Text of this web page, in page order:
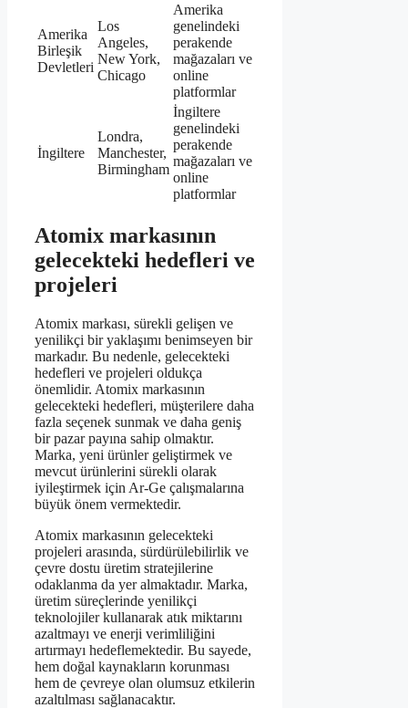
Amerika
Birleşik
Devletleri
Los
Angeles,
New York,
Chicago
Amerika
genelindeki
perakende
mağazaları ve
online
platformlar
İngiltere
Londra,
Manchester,
Birmingham
İngiltere
genelindeki
perakende
mağazaları ve
online
platformlar
Atomix markasının
gelecekteki hedefleri ve
projeleri
Atomix markası, sürekli gelişen ve
yenilikçi bir yaklaşımı benimseyen bir
markadır. Bu nedenle, gelecekteki
hedefleri ve projeleri oldukça
önemlidir. Atomix markasının
gelecekteki hedefleri, müşterilere daha
fazla seçenek sunmak ve daha geniş
bir pazar payına sahip olmaktır.
Marka, yeni ürünler geliştirmek ve
mevcut ürünlerini sürekli olarak
iyileştirmek için Ar-Ge çalışmalarına
büyük önem vermektedir.
Atomix markasının gelecekteki
projeleri arasında, sürdürülebilirlik ve
çevre dostu üretim stratejilerine
odaklanma da yer almaktadır. Marka,
üretim süreçlerinde yenilikçi
teknolojiler kullanarak atık miktarını
azaltmayı ve enerji verimliliğini
artırmayı hedeflemektedir. Bu sayede,
hem doğal kaynakların korunması
hem de çevreye olan olumsuz etkilerin
azaltılması sağlanacaktır.